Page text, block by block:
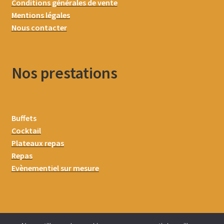
Conditions générales de vente
Mentions légales
Nous contacter
Nos prestations
Buffets
Cocktail
Plateaux repas
Repas
Evènementiel sur mesure